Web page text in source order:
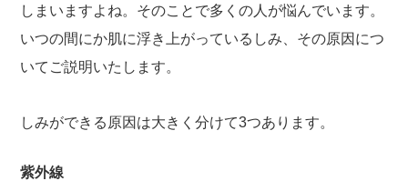
しまいますよね。そのことで多くの人が悩んでいます。
いつの間にか肌に浮き上がっているしみ、その原因につ
いてご説明いたします。
しみができる原因は大きく分けて3つあります。
紫外線